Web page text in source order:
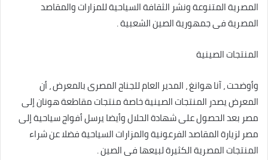
المصرية المتنوعة ونشر الثقافة السياحية للمزارات والمقاصد
المصرية فى جمهورية الصين الشعبية .
المنتجات الصينية
وأوضحت ، آنا هوانغ ، المدير العام للجناح المصرى بالمعرض ، أن
المعرض يصدر المنتجات الصينية خاصة منتجات مقاطعة هونان إلى
مصر بعد الحصول على شهادة الحلال وأيضا يرسل أفواج سياحية إلى
مصر لزيارة المقاصد الفرعونية والمزارات السياحية فضلا عن شراء
المنتجات المصرية الكثيرة لبيعها فى الصين .